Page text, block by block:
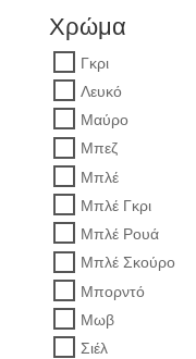
Χρώμα
Γκρι
Λευκό
Μαύρο
Μπεζ
Μπλέ
Μπλέ Γκρι
Μπλέ Ρουά
Μπλέ Σκούρο
Μπορντό
Μωβ
Σιέλ